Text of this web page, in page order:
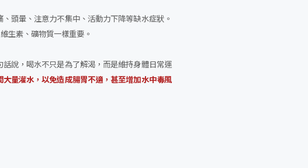
頭暈、注意力不集中、活動力下降等缺水症狀。
生素、礦物質一樣重要。
說，喝水不只是為了解渴，而是維持身體日常運
大量灌水，以免造成腸胃不適，甚至增加水中毒風